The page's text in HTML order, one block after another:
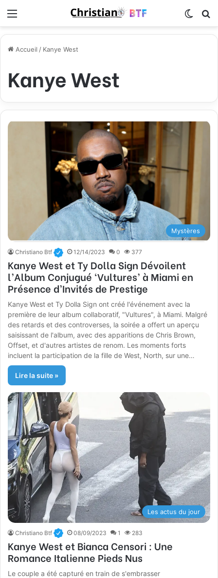
Accueil / Kanye West
Kanye West
Mystères
Christiano Btf 12/14/2023 0 377
Kanye West et Ty Dolla Sign Dévoilent
l’Album Conjugué ‘Vultures’ à Miami en
Présence d’Invités de Prestige
Kanye West et Ty Dolla Sign ont créé l'événement avec la
première de leur album collaboratif, "Vultures", à Miami. Malgré
des retards et des controverses, la soirée a offert un aperçu
saisissant de l'album, avec des apparitions de Chris Brown,
Offset, et d'autres artistes de renom. Les moments forts
incluent la participation de la fille de West, North, sur une…
Lire la suite »
Les actus du jour
Christiano Btf 08/09/2023 1 283
Kanye West et Bianca Censori : Une
Romance Italienne Pieds Nus
Le couple a été capturé en train de s'embrasser